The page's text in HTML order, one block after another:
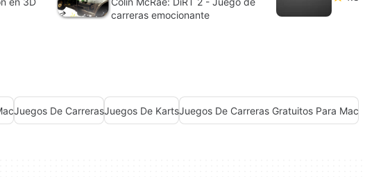
carreras emocionante
Juegos De CarrerasJuegos De KartsJuegos De Carreras Gratuitos Para Mac